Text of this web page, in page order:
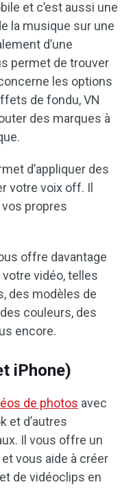
et c’est aussi une
la musique sur une
d’une
permet de trouver
les options
de fondu, VN
des marques à
d’appliquer des
votre voix off. Il
propres
offre davantage
vidéo, telles
des modèles de
couleurs, des
encore.
iPhone)
de photos avec
et d’autres
Il vous offre un
vous aide à créer
de vidéoclips en